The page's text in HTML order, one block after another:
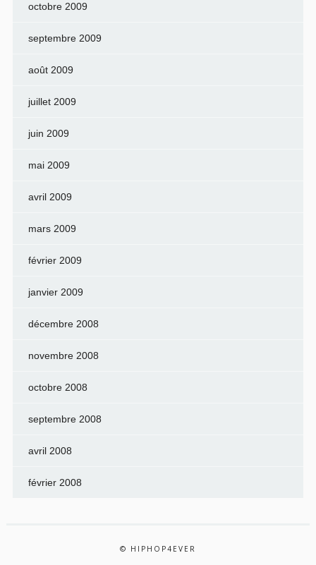
octobre 2009
septembre 2009
août 2009
juillet 2009
juin 2009
mai 2009
avril 2009
mars 2009
février 2009
janvier 2009
décembre 2008
novembre 2008
octobre 2008
septembre 2008
avril 2008
février 2008
© HIPHOP4EVER